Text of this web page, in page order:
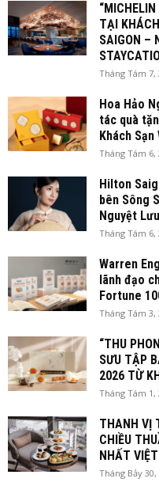
TẠI
SAIGON –
Tháng Tám 7,
Hoa Hảo
tác quà
Khách Sạn
Tháng Tám 6,
Hilton
bên Sông
Nguyệt
Tháng Tám 6,
Warren
lãnh đạo
Fortune
Tháng Tám 3,
“THU
SƯU TẬP
2026 TỪ
Tháng Tám 1,
THANH VỊ
CHIỀU
NHẤT
Tháng Bảy 30,